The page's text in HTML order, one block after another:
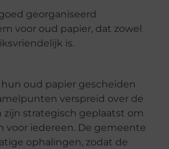
georganiseerd
voor oud papier, dat zowel
is.
oud papier gescheiden
verspreid over de
zijn strategisch geplaatst om
voor iedereen. De gemeente
ophalingen, zodat de